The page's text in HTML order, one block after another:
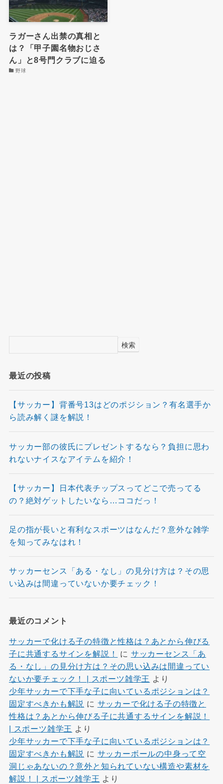
ラガーさん出禁の真相と
は？「甲子園名物おじさ
ん」と8号門クラブに迫る
野球
検索
最近の投稿
【サッカー】背番号13はどのポジション？有名選手か
ら読み解く謎を解説！
サッカー部の彼氏にプレゼントするなら？負担に思わ
れないナイスなアイテムを紹介！
【サッカー】日本代表チップスってどこで売ってる
の？絶対ゲットしたいなら…ココだっ！
足の指が長いと有利なスポーツはなんだ？意外な雑学
を知ってみなはれ！
サッカーセンス「ある・なし」の見分け方は？その思
い込みは間違っていないか要チェック！
最近のコメント
サッカーで化ける子の特徴と性格は？あとから伸びる
子に共通するサインを解説！
に サッカーセンス「あ
る・なし」の見分け方は？その思い込みは間違ってい
ないか要チェック！ | スポーツ雑学王 より
少年サッカーで下手な子に向いているポジションは？
固定すべきかも解説 に サッカーで化ける子の特徴と
性格は？あとから伸びる子に共通するサインを解説！
| スポーツ雑学王 より
少年サッカーで下手な子に向いているポジションは？
固定すべきかも解説 に サッカーボールの中身って空
洞じゃあないの？意外と知られていない構造や素材を
解説！ | スポーツ雑学王 より